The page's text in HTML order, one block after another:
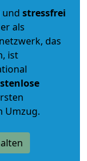
und stressfrei
als
das
ist
Umzug.